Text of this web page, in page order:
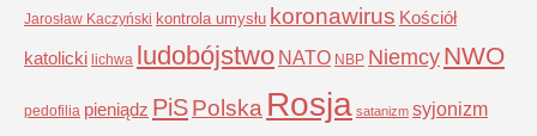
Jarosław Kaczyński kontrola umysłu koronawirus Kościół
katolicki lichwa ludobójstwo NATO NBP NiemcyNWO
pedofilia pieniądz PiSPolska Rosja satanizm syjonizm